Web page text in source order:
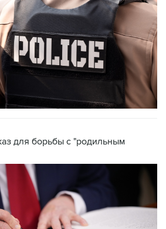
для борьбы с "родильным